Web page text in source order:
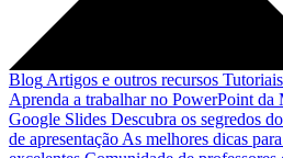
Blog Artigos e outros recursos
Aprenda a trabalhar no PowerPoint da
Google Slides Descubra os segredos
de apresentação As melhores dicas